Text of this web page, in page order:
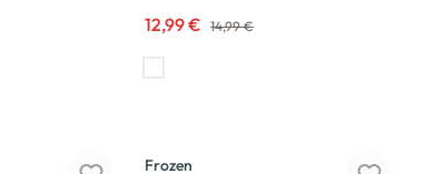
12,99 € 14,99 €
Frozen